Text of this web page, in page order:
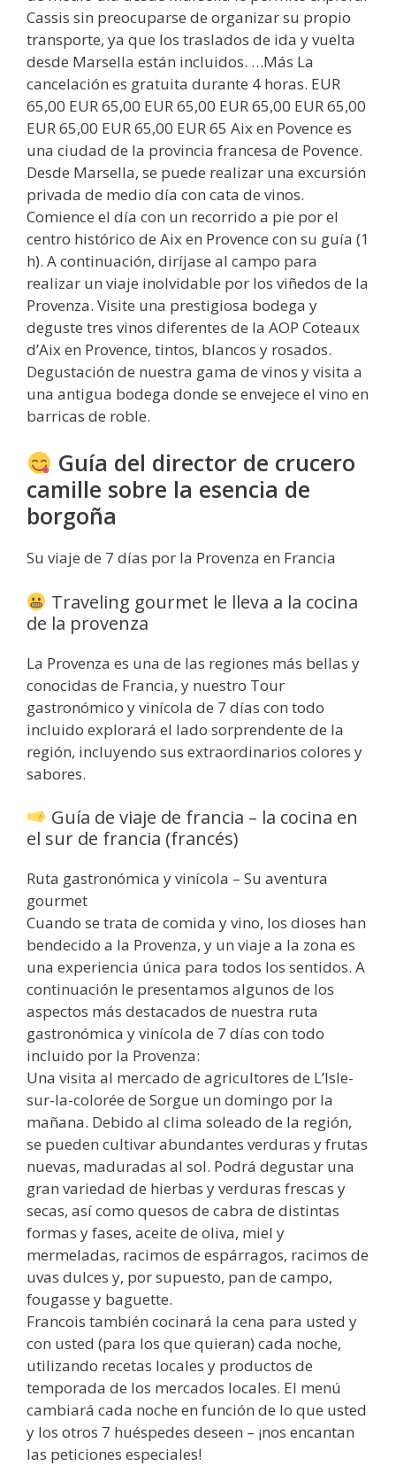
Cassis sin preocuparse de organizar su propio
transporte, ya que los traslados de ida y vuelta
desde Marsella están incluidos. …Más La
cancelación es gratuita durante 4 horas. EUR
65,00 EUR 65,00 EUR 65,00 EUR 65,00 EUR 65,00
EUR 65,00 EUR 65,00 EUR 65 Aix en Povence es
una ciudad de la provincia francesa de Povence.
Desde Marsella, se puede realizar una excursión
privada de medio día con cata de vinos.
Comience el día con un recorrido a pie por el
centro histórico de Aix en Provence con su guía (1
h). A continuación, diríjase al campo para
realizar un viaje inolvidable por los viñedos de la
Provenza. Visite una prestigiosa bodega y
deguste tres vinos diferentes de la AOP Coteaux
d’Aix en Provence, tintos, blancos y rosados.
Degustación de nuestra gama de vinos y visita a
una antigua bodega donde se envejece el vino en
barricas de roble.
Guía del director de crucero
camille sobre la esencia de
borgoña
Su viaje de 7 días por la Provenza en Francia
Traveling gourmet le lleva a la cocina
de la provenza
La Provenza es una de las regiones más bellas y
conocidas de Francia, y nuestro Tour
gastronómico y vinícola de 7 días con todo
incluido explorará el lado sorprendente de la
región, incluyendo sus extraordinarios colores y
sabores.
Guía de viaje de francia – la cocina en
el sur de francia (francés)
Ruta gastronómica y vinícola – Su aventura
gourmet
Cuando se trata de comida y vino, los dioses han
bendecido a la Provenza, y un viaje a la zona es
una experiencia única para todos los sentidos. A
continuación le presentamos algunos de los
aspectos más destacados de nuestra ruta
gastronómica y vinícola de 7 días con todo
incluido por la Provenza:
Una visita al mercado de agricultores de L’Isle-
sur-la-colorée de Sorgue un domingo por la
mañana. Debido al clima soleado de la región,
se pueden cultivar abundantes verduras y frutas
nuevas, maduradas al sol. Podrá degustar una
gran variedad de hierbas y verduras frescas y
secas, así como quesos de cabra de distintas
formas y fases, aceite de oliva, miel y
mermeladas, racimos de espárragos, racimos de
uvas dulces y, por supuesto, pan de campo,
fougasse y baguette.
Francois también cocinará la cena para usted y
con usted (para los que quieran) cada noche,
utilizando recetas locales y productos de
temporada de los mercados locales. El menú
cambiará cada noche en función de lo que usted
y los otros 7 huéspedes deseen – ¡nos encantan
las peticiones especiales!